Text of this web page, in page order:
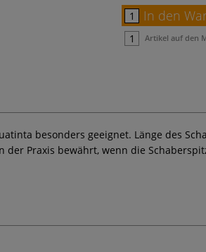
In den
Artikel auf den
besonders geeignet. Länge des
Praxis bewährt, wenn die